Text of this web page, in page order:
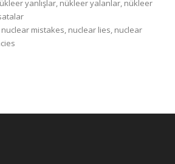
yanlışlar, nükleer yalanlar, nükleer
mistakes, nuclear lies, nuclear